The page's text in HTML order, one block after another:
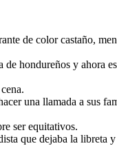
de color castaño,
hondureños y ahora
una llamada a sus
ser equitativos.
que dejaba la libreta